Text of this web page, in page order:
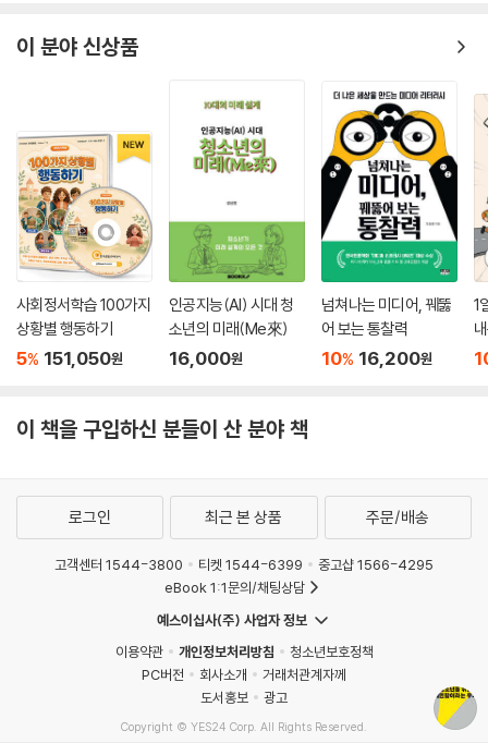
이 분야 신상품
사회정서학습 100가지
상황별 행동하기
5% 151,050원
인공지능(AI) 시대 청
소년의 미래(Me來)
16,000원
넘쳐나는 미디어, 꿰뚫
어 보는 통찰력
10% 16,200원
1
이 책을 구입하신 분들이 산 분야 책
로그인 최근 본 상품 주문/배송
고객센터 1544-3800 티켓 1544-6399
중고샵 1566-4295
eBook 1:1문의/채팅상담
예스이십사(주) 사업자 정보
이용약관
개인정보처리방침
청소년보호정책
PC버전
회사소개
거래처관계자께
도서홍보
광고
Copyright © YES24 Corp. All Rights Reserved.